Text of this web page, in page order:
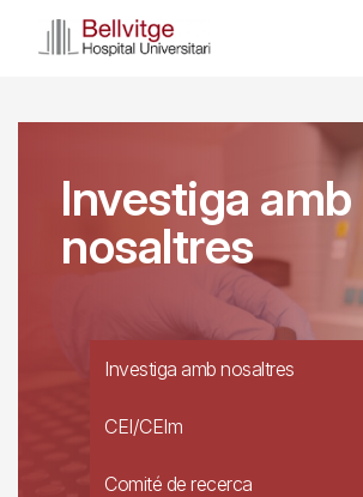
Investiga amb
nosaltres
Investiga amb nosaltres
CEI/CEIm
Comité de recerca